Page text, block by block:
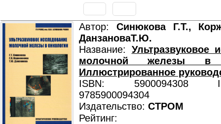
Автор: Синюкова Г.Т.,
ДанзановаТ.Ю.
Название: Ультразвуковое
молочной железы в
Иллюстрированное
ISBN: 5900094308
9785900094304
Издательство: СТРОМ
Рейтинг: